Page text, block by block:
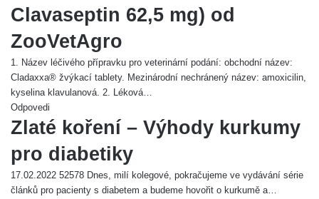
Clavaseptin 62,5 mg) od
ZooVetAgro
1. Název léčivého přípravku pro veterinární podání: obchodní název:
Cladaxxa® žvýkací tablety. Mezinárodní nechránený název: amoxicilin,
kyselina klavulanová. 2. Léková…
Odpovedi
Zlaté koření – Výhody kurkumy
pro diabetiky
17.02.2022 52578 Dnes, milí kolegové, pokračujeme ve vydávání série
článků pro pacienty s diabetem a budeme hovořit o kurkumě a…